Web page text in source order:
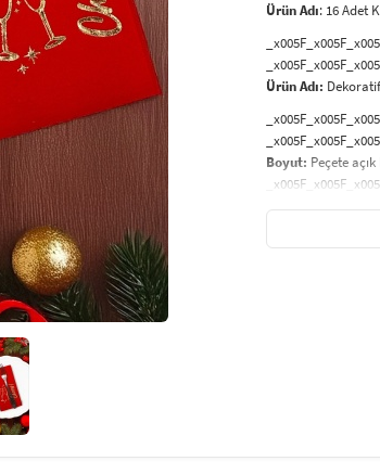
Ürün Adı: 16 Adet
Ürün Adı:
Boyut: Peçete